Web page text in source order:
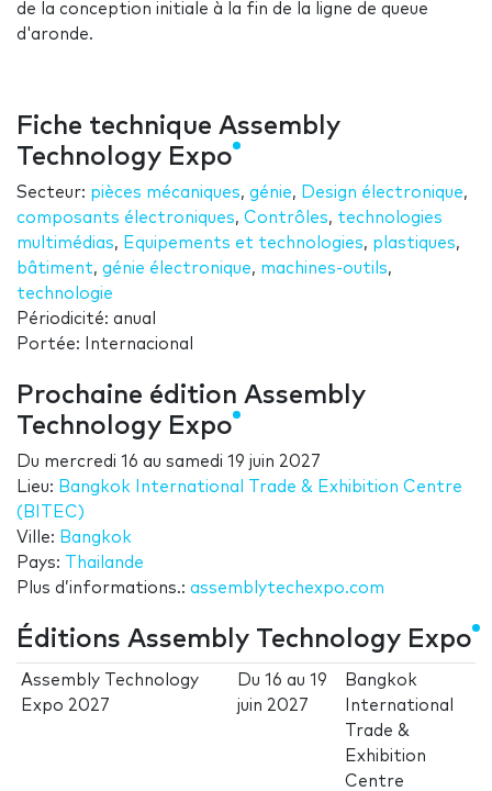
de la conception initiale à la fin de la ligne de queue
d'aronde.
Fiche technique Assembly
Technology Expo
Secteur: pièces mécaniques, génie, Design électronique,
composants électroniques, Contrôles, technologies
multimédias, Equipements et technologies, plastiques,
bâtiment, génie électronique, machines-outils,
technologie
Périodicité: anual
Portée: Internacional
Prochaine édition Assembly
Technology Expo
Du mercredi 16 au samedi 19 juin 2027
Lieu: Bangkok International Trade & Exhibition Centre
(BITEC)
Ville: Bangkok
Pays:
Thailande
Plus d’informations.: assemblytechexpo.com
Éditions Assembly Technology Expo
Assembly Technology
Expo 2027
Du16 au19
juin 2027
Bangkok
International
Trade &
Exhibition
Centre